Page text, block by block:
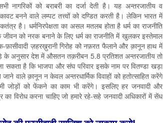
नागरिकों को बराबरी का दर्जा देती है। यह अन्तरजातीय व
बनने वाले लम्पट तत्त्वों को दण्डित करती है। लेकिन भारत में
है। धर्मनिरपेक्षता का असल मतलब होता है धर्म का राजनीति
जीवन को नरक बनाने के लिए धर्म का राजनीति में खुलकर इस्तेमाल
फ़ासीवादी ज़हरख़ुरानी गिरोह को नफ़रत फैलाने और क़ानून हाथ में
अनुसार देश में औसतन तक़रीबन 5.8 प्रतिशत अन्तरजातीय तो
सकता है कि भाजपा और संघ परिवार इसके नाम पर वितण्डा खड़ा
वाले क़ानून न केवल अन्तरधार्मिक विवाहों को हतोत्साहित करेंगे
जोड़ों को फेंकने का काम भी करेंगे। इसलिए हर जनवादी और
का विरोध करना चाहिए जो हमारे रहे-सहे जनवादी अधिकारों में सेंध